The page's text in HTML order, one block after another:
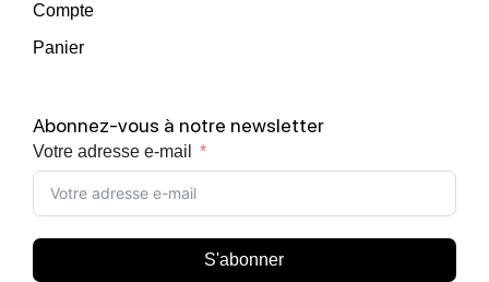
Compte
Panier
Abonnez-vous à notre newsletter
Votre adresse e-mail
S'abonner